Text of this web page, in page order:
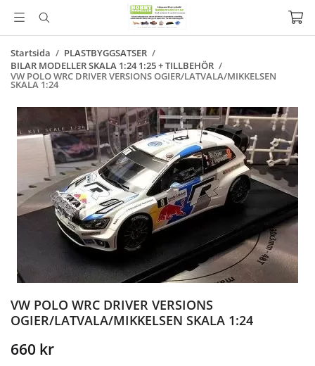
Startsida / PLASTBYGGSATSER /
BILAR MODELLER SKALA 1:24 1:25 + TILLBEHÖR /
VW POLO WRC DRIVER VERSIONS OGIER/LATVALA/MIKKELSEN
SKALA 1:24
VW POLO WRC DRIVER VERSIONS
OGIER/LATVALA/MIKKELSEN SKALA 1:24
660 kr